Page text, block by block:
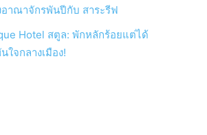
าณาจักรพันปีกับ สาระรีฟ
Hotel สตูล: พักหลักร้อยแต่ได้
ใจกลางเมือง!